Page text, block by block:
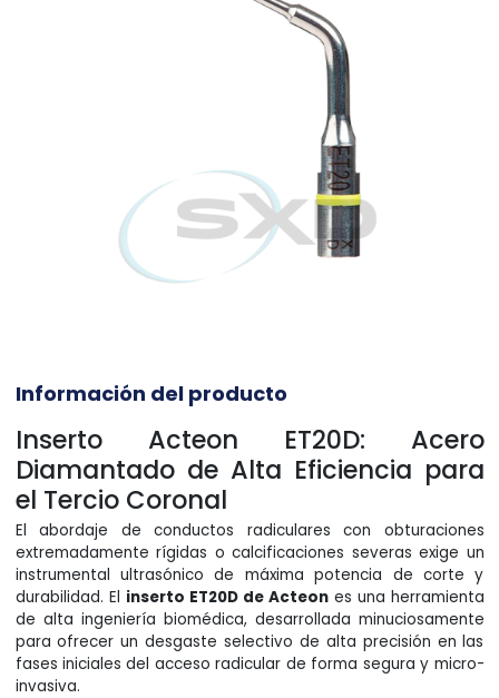
Información del producto
Inserto Acteon ET20D: Acero
Diamantado de Alta Eficiencia para
el Tercio Coronal
El abordaje de conductos radiculares con obturaciones
extremadamente rígidas o calcificaciones severas exige un
instrumental ultrasónico de máxima potencia de corte y
durabilidad. El inserto ET20D de Acteones una herramienta
de alta ingeniería biomédica, desarrollada minuciosamente
para ofrecer un desgaste selectivo de alta precisión en las
fases iniciales del acceso radicular de forma segura y micro-
invasiva.